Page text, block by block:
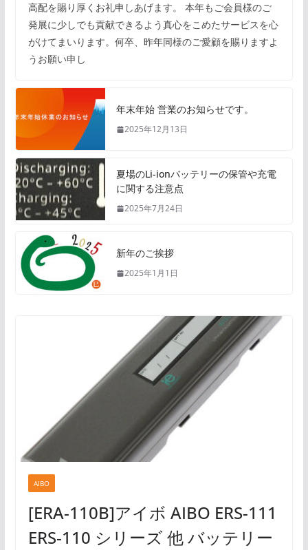
高配を賜り厚くお礼申しあげます。 本年もご会員様のご
発展に少しでも貢献できるよう真心をこめたサービスを心
がけてまいります。何卒、昨年同様のご愛顧を賜りますよ
うお願い申し
年末年始 営業のお知らせです。
2025年12月13日
夏場のLi-ionバッテリーの保管や充電
に関する注意点
2025年7月24日
新年のご挨拶
2025年1月1日
AIBO
[ERA-110B]アイボ AIBO ERS-111
ERS-110 シリーズ 他 バッテリー